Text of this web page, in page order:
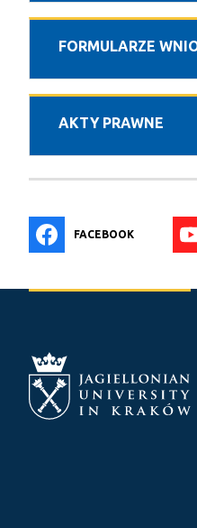
FORMULARZE
AKTY PRAWNE
FACEBOOK